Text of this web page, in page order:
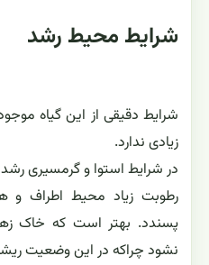
شرایط محیط رشد
شرایط دقیقی از این گیاه
زیادی ندارد.
در شرایط استوا و گرمسیری رشد
رطوبت زیاد محیط اطراف
پسندد. بهتر است که خاک
نشود چراکه در این وضعیت